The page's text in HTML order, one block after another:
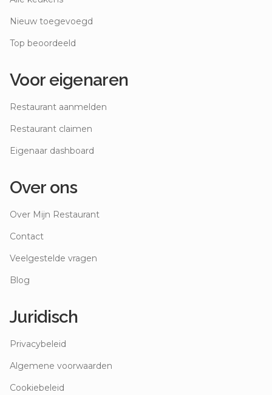
Nieuw toegevoegd
Top beoordeeld
Voor eigenaren
Restaurant aanmelden
Restaurant claimen
Eigenaar dashboard
Over ons
Over Mijn Restaurant
Contact
Veelgestelde vragen
Blog
Juridisch
Privacybeleid
Algemene voorwaarden
Cookiebeleid